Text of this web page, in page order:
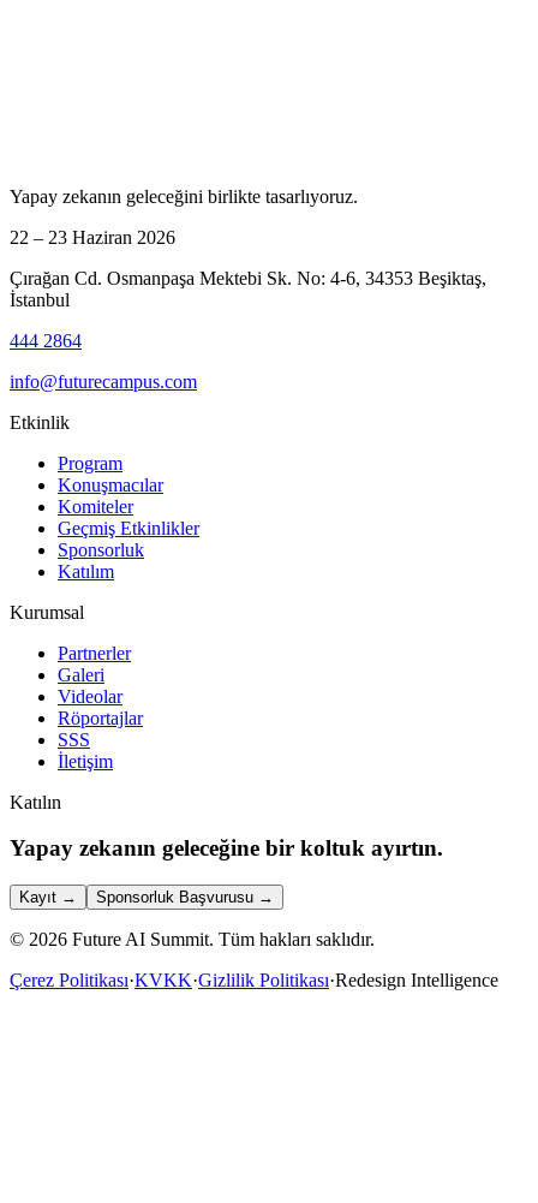
Yapay zekanın geleceğini birlikte tasarlıyoruz.
22 – 23 Haziran 2026
Çırağan Cd. Osmanpaşa Mektebi Sk. No: 4-6, 34353 Beşiktaş,
İstanbul
444 2864
info@futurecampus.com
Etkinlik
Program
Konuşmacılar
Komiteler
Geçmiş Etkinlikler
Sponsorluk
Katılım
Kurumsal
Partnerler
Galeri
Videolar
Röportajlar
SSS
İletişim
Katılın
Yapay zekanın geleceğine bir koltuk ayırtın.
Kayıt → Sponsorluk Başvurusu →
© 2026 Future AI Summit. Tüm hakları saklıdır.
Çerez Politikası·KVKK·Gizlilik Politikası·Redesign Intelligence